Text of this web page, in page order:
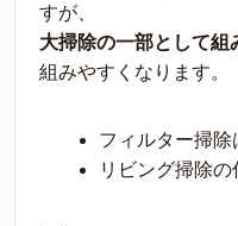
すが、
大掃除の一部として組
組みやすくなります。
フィルター掃
リビング掃除